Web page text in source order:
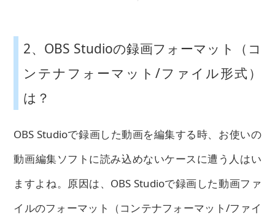
2、OBS Studioの録画フォーマット（コ
ンテナフォーマット/ファイル形式）
は？
OBS Studioで録画した動画を編集する時、お使いの
動画編集ソフトに読み込めないケースに遭う人はい
ますよね。原因は、OBS Studioで録画した動画ファ
イルのフォーマット（コンテナフォーマット/ファイ